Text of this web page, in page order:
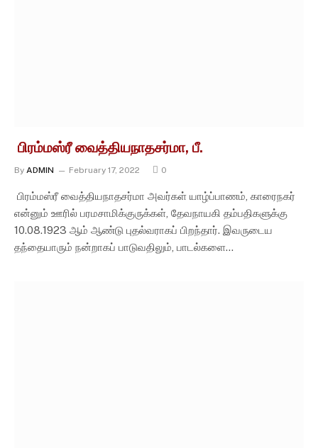
பிரம்மஸ்ரீ வைத்தியநாதசர்மா, பீ.
By ADMIN February 17, 2022 0
பிரம்மஸ்ரீ வைத்தியநாதசர்மா அவர்கள் யாழ்ப்பாணம், காரைநகர்
என்னும் ஊரில் பரமசாமிக்குருக்கள், தேவநாயகி தம்பதிகளுக்கு
10.08.1923 ஆம் ஆண்டு புதல்வராகப் பிறந்தார். இவருடைய
தந்தையாரும் நன்றாகப் பாடுவதிலும், பாடல்களை…